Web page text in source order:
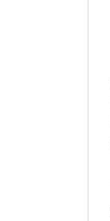
7.
-
-
8.
-